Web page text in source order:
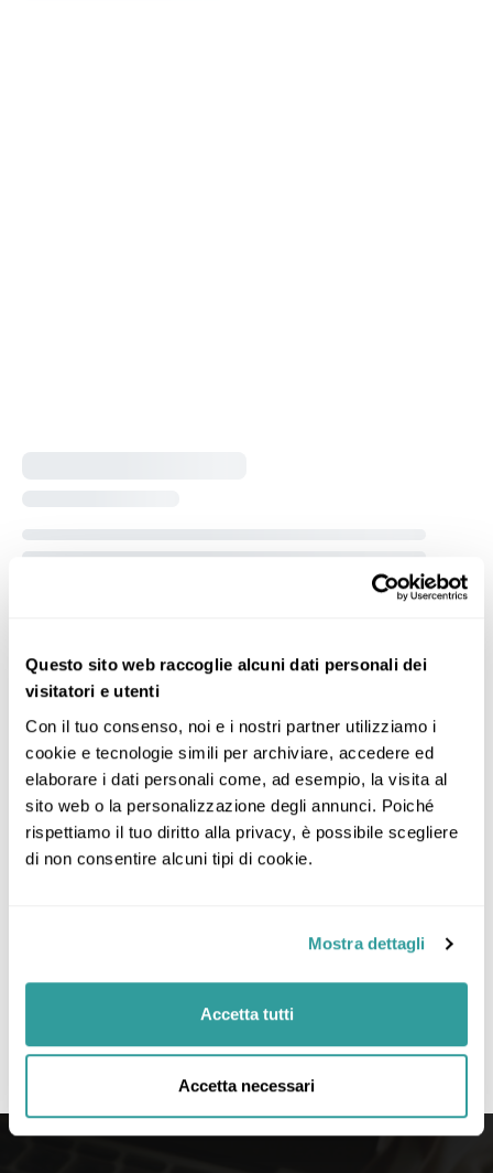
Questo sito web raccoglie alcuni dati personali dei
visitatori e utenti
Con il tuo consenso, noi e i nostri partner utilizziamo i
cookie e tecnologie simili per archiviare, accedere ed
elaborare i dati personali come, ad esempio, la visita al
sito web o la personalizzazione degli annunci. Poiché
rispettiamo il tuo diritto alla privacy, è possibile scegliere
di non consentire alcuni tipi di cookie.
Mostra dettagli
Accetta tutti
Accetta necessari